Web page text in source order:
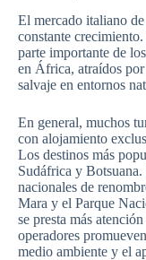
El mercado italiano
constante
parte importante de
en África, atraídos
salvaje en entornos
En general, muchos
con alojamiento
Los destinos más
Sudáfrica y Botsuana.
nacionales de
Mara y el Parque
se presta más
operadores
medio ambiente y el